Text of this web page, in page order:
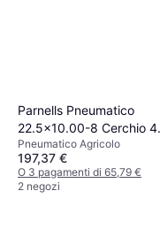
Parnells Pneumatico
22.5x10.00-8 Cerchio 4
Chiodi
Pneumatico Agricolo
197,37 €
O 3 pagamenti di 65,79 €
2 negozi